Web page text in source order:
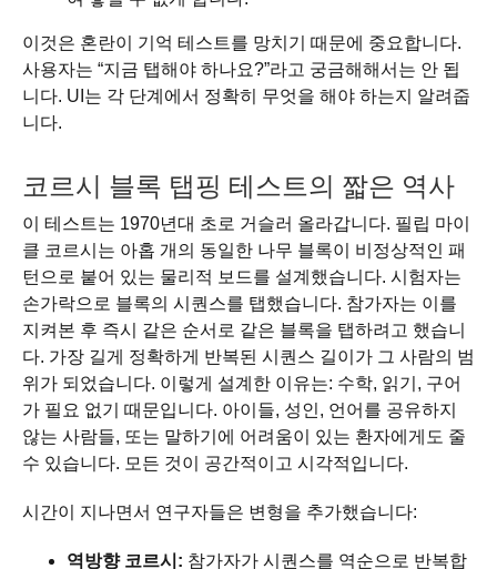
이것은 혼란이 기억 테스트를 망치기 때문에 중요합니다.
사용자는 “지금 탭해야 하나요?”라고 궁금해해서는 안 됩
니다. UI는 각 단계에서 정확히 무엇을 해야 하는지 알려줍
니다.
코르시 블록 탭핑 테스트의 짧은 역사
이 테스트는 1970년대 초로 거슬러 올라갑니다. 필립 마이
클 코르시는 아홉 개의 동일한 나무 블록이 비정상적인 패
턴으로 붙어 있는 물리적 보드를 설계했습니다. 시험자는
손가락으로 블록의 시퀀스를 탭했습니다. 참가자는 이를
지켜본 후 즉시 같은 순서로 같은 블록을 탭하려고 했습니
다. 가장 길게 정확하게 반복된 시퀀스 길이가 그 사람의 범
위가 되었습니다. 이렇게 설계한 이유는: 수학, 읽기, 구어
가 필요 없기 때문입니다. 아이들, 성인, 언어를 공유하지
않는 사람들, 또는 말하기에 어려움이 있는 환자에게도 줄
수 있습니다. 모든 것이 공간적이고 시각적입니다.
시간이 지나면서 연구자들은 변형을 추가했습니다:
역방향 코르시: 참가자가 시퀀스를 역순으로 반복합